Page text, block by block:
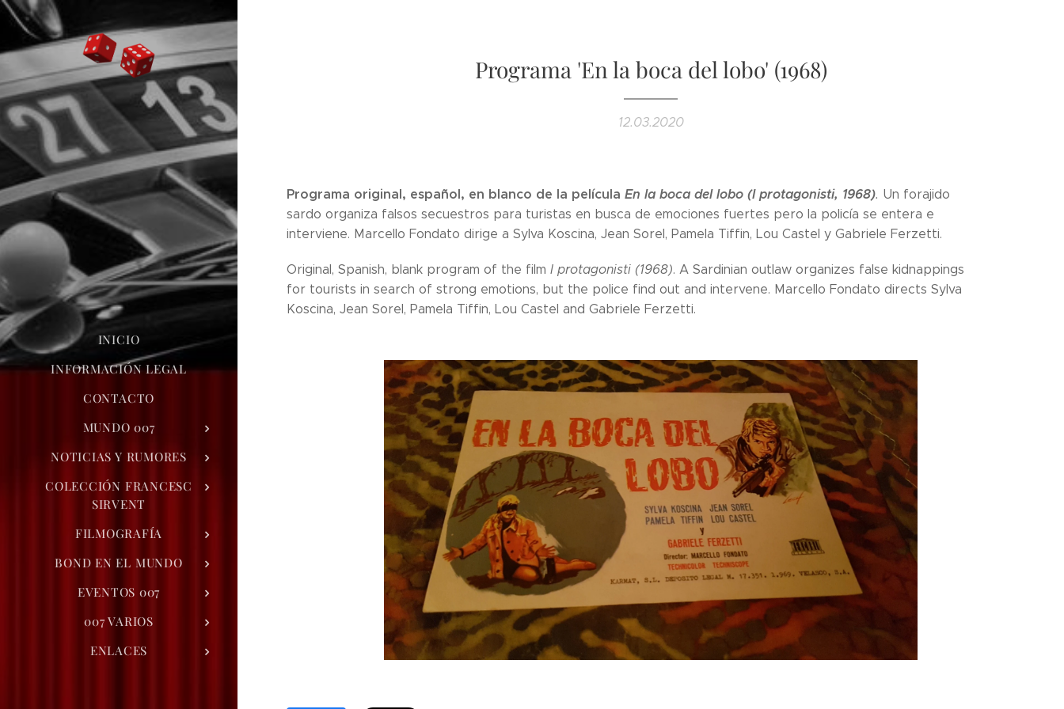
INICIO
INFORMACIÓN LEGAL
CONTACTO
MUNDO 007
NOTICIAS Y RUMORES
COLECCIÓN FRANCESC
SIRVENT
FILMOGRAFÍA
BOND EN EL MUNDO
EVENTOS 007
007 VARIOS
ENLACES
Programa 'En la boca del lobo' (1968)
12.03.2020
Programa original, español, en blanco de la película En la boca del lobo (I protagonisti, 1968). Un forajido
sardo organiza falsos secuestros para turistas en busca de emociones fuertes pero la policía se entera e
interviene. Marcello Fondato dirige a Sylva Koscina, Jean Sorel, Pamela Tiffin, Lou Castel y Gabriele Ferzetti.
Original, Spanish, blank program of the film I protagonisti (1968). A Sardinian outlaw organizes false kidnappings
for tourists in search of strong emotions, but the police find out and intervene. Marcello Fondato directs Sylva
Koscina, Jean Sorel, Pamela Tiffin, Lou Castel and Gabriele Ferzetti.